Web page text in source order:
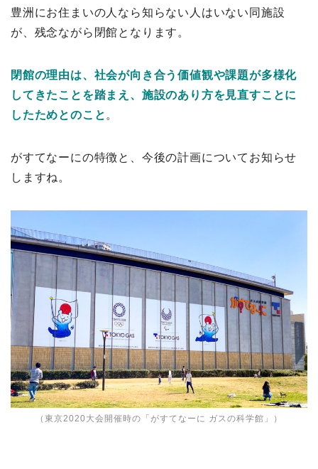
豊洲にお住まいの人なら知らない人はいない同施設
が、残念ながら閉館となります。
閉館の理由は、社会が向き合う価値観や課題が多様化
してきたことを踏まえ、施設のあり方を見直すことに
したためとのこと 。
がすてなーにの特徴と、今後の計画についてお知らせ
しますね。
（東京2020大会開催時の「がすてなーに ガスの科学館」）